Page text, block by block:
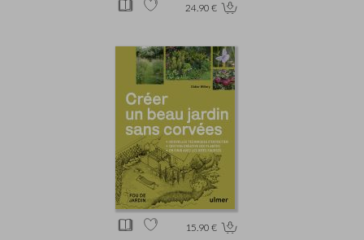
24.90 €
15.90 €